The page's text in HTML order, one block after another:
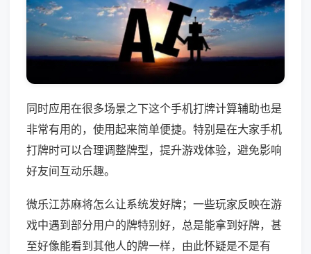
同时应用在很多场景之下这个手机打牌计算辅助也是
非常有用的，使用起来简单便捷。特别是在大家手机
打牌时可以合理调整牌型，提升游戏体验，避免影响
好友间互动乐趣。
微乐江苏麻将怎么让系统发好牌；一些玩家反映在游
戏中遇到部分用户的牌特别好，总是能拿到好牌，甚
至好像能看到其他人的牌一样，由此怀疑是不是有